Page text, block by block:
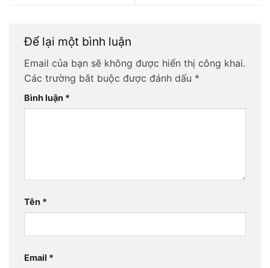
Để lại một bình luận
Email của bạn sẽ không được hiển thị công khai.
Các trường bắt buộc được đánh dấu *
Bình luận *
Tên *
Email *